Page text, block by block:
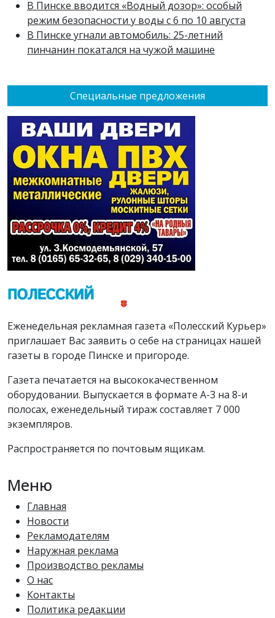
Специальные предложения
В Пинске вводится «Водный дозор»: особый
режим безопасности у воды с 6 по 10 августа
В Пинске угнали автомобиль: 25-летний
пинчанин покатался на чужой машине
Еженедельная рекламная газета «Полесский Курьер»
приглашает Вас заявить о себе на страницах нашей
газеты в городе Пинске и пригороде.
Газета печатается на высококачественном
оборудовании. Выпускается в формате А-3 на 8-и
полосах, еженедельный тираж составляет 7 000
экземпляров.
Распространяется по почтовым ящикам.
Меню
Главная
Новости
Рекламодателям
Наружная реклама
Производство рекламы
О нас
Контакты
Политика редакции